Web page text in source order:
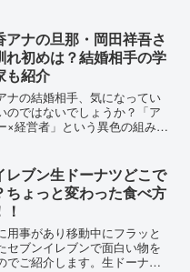
流れるのですがそのとき、
、韓国語（ハング...
アナの旦那・岡田祥吾さ
れ初めは？結婚相手の学
も紹介
ナの結婚相手、気になってい
のではないでしょうか？「ア
×経営者」という異色の組み合
実は、弘中綾香アナの旦那さ
ーチング会社「...
レブン生ドーナツどこで
ちょっと変わった食べ方
用事があり移動中にフラッと
セブンイレブンで面白い物を
でご紹介します。生ドーナ